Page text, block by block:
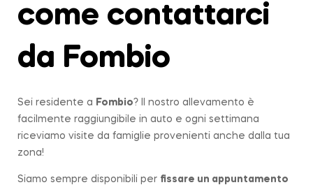
come contattarci
da Fombio
Sei residente a Fombio? Il nostro allevamento è
facilmente raggiungibile in auto e ogni settimana
riceviamo visite da famiglie provenienti anche dalla tua
zona!
Siamo sempre disponibili per fissare un appuntamento